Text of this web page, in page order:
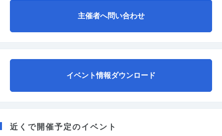
主催者へ問い合わせ
イベント情報ダウンロード
近くで開催予定のイベント